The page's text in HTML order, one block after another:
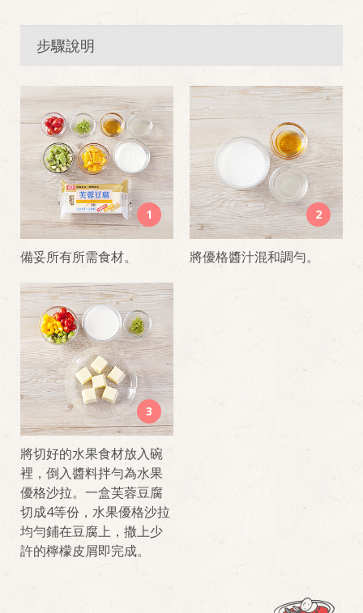
步驟說明
1
備妥所有所需食材。
2
將優格醬汁混和調勻。
3
將切好的水果食材放入碗
裡，倒入醬料拌勻為水果
優格沙拉。一盒芙蓉豆腐
切成4等份，水果優格沙拉
均勻鋪在豆腐上，撒上少
許的檸檬皮屑即完成。